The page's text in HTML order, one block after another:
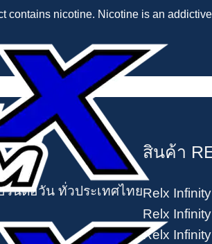
contains nicotine. Nicotine is an
นต่อวัน ทั่วประเทศไทย
สินค้า
Relx Infinity
Relx
Relx